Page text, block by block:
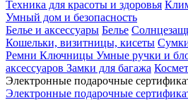
Техника для красоты и здоровья
Умный дом и безопасность
Белье и аксессуары Белье
Кошельки, визитницы, кисеты
Ремни Ключницы Умные ручки и
аксессуаров Замки для багажа
Электронные подарочные
Электронные подарочные